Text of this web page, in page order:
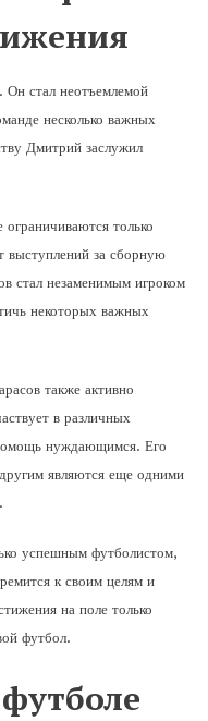
Он стал неотъемлемой
несколько важных
Дмитрий заслужил
только
за сборную
стал незаменимым игроком
некоторых важных
также активно
в различных
нуждающимся. Его
являются еще одними
успешным футболистом,
к своим целям и
на поле только
футбол.